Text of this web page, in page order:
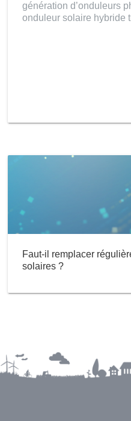
génération d’onduleurs
onduleur solaire hybride
Faut-il remplacer
solaires ?